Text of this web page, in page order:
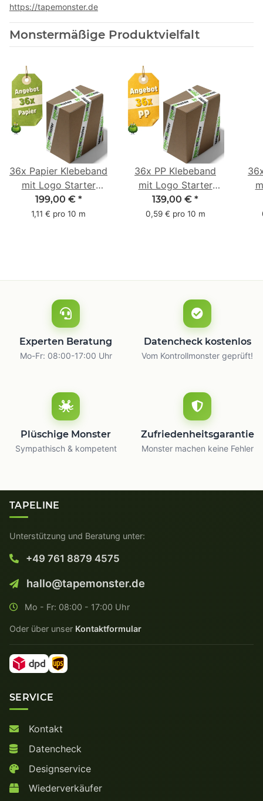
https://tapemonster.de
Monstermäßige Produktvielfalt
36x Papier Klebeband
mit Logo Starter
Pack - 1-farbig- 50
mm x 50 m - mit
199,00 € *
1,11 € pro 10 m
36x PP Klebeband
mit Logo Starter
Pack - 1-farbig- 48
mm x 66 m
139,00 € *
0,59 € pro 10 m
Experten Beratung
Mo-Fr: 08:00-17:00 Uhr
Datencheck kostenlos
Vom Kontrollmonster geprüft!
Plüschige Monster
Sympathisch & kompetent
Zufriedenheitsgarantie
Monster machen keine Fehler
TAPELINE
Unterstützung und Beratung unter:
+49 761 8879 4575
hallo@tapemonster.de
Mo - Fr: 08:00 - 17:00 Uhr
Oder über unser Kontaktformular
SERVICE
Kontakt
Datencheck
Designservice
Wiederverkäufer